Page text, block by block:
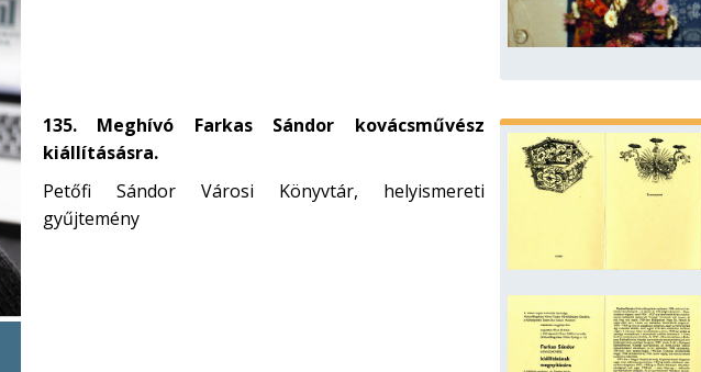
135. Meghívó Farkas Sándor kovácsművész
kiállításásra.
Petőfi Sándor Városi Könyvtár, helyismereti
gyűjtemény